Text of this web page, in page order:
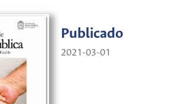
Publicado
2021-03-01